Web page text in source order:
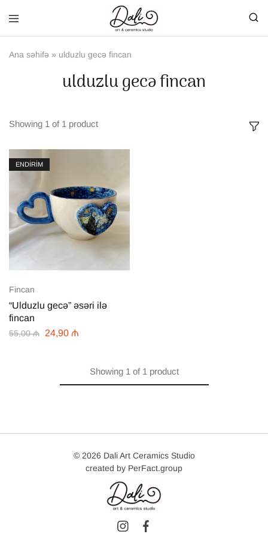
Ana səhifə » ulduzlu gecə fincan
ulduzlu gecə fincan
Showing 1 of 1 product
ENDİRİM
Fincan
“Ulduzlu gecə” əsəri ilə
fincan
55,00₼ 24,90 ₼
Showing1 of 1 product
© 2026 Dali Art Ceramics Studio
created by PerFact.group